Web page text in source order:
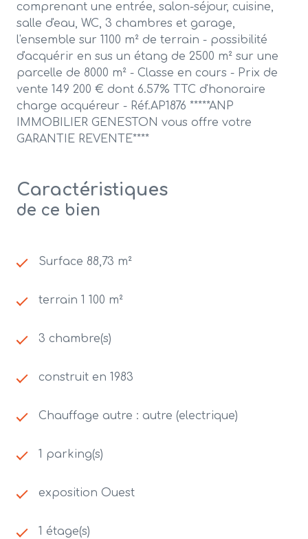
comprenant une entrée, salon-séjour, cuisine,
salle d'eau, WC, 3 chambres et garage,
l'ensemble sur 1100 m² de terrain - possibilité
d'acquérir en sus un étang de 2500 m² sur une
parcelle de 8000 m² - Classe en cours - Prix de
vente 149 200 € dont 6.57% TTC d'honoraire
charge acquéreur - Réf.AP1876 *****ANP
IMMOBILIER GENESTON vous offre votre
GARANTIE REVENTE****
Caractéristiques
de ce bien
Surface 88,73 m²
terrain 1 100 m²
3 chambre(s)
construit en 1983
Chauffage autre : autre (electrique)
1 parking(s)
exposition Ouest
1 étage(s)